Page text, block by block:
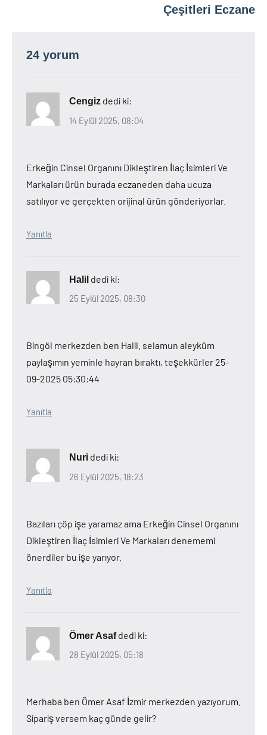
Çeşitleri Eczane
24 yorum
Cengiz dedi ki:
14 Eylül 2025, 08:04
Erkeğin Cinsel Organını Dikleştiren İlaç İsimleri Ve
Markaları ürün burada eczaneden daha ucuza
satılıyor ve gerçekten orijinal ürün gönderiyorlar.
Yanıtla
Halil dedi ki:
25 Eylül 2025, 08:30
Bingöl merkezden ben Halil. selamun aleyküm
paylaşımın yeminle hayran bıraktı, teşekkürler 25-
09-2025 05:30:44
Yanıtla
Nuri dedi ki:
26 Eylül 2025, 18:23
Bazıları çöp işe yaramaz ama Erkeğin Cinsel Organını
Dikleştiren İlaç İsimleri Ve Markaları denememi
önerdiler bu işe yarıyor.
Yanıtla
Ömer Asaf dedi ki:
28 Eylül 2025, 05:18
Merhaba ben Ömer Asaf İzmir merkezden yazıyorum.
Sipariş versem kaç günde gelir?